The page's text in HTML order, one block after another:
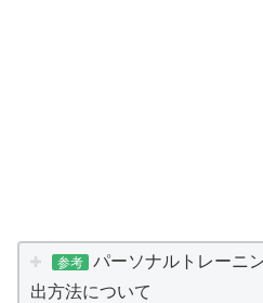
参考
パーソナルトレーニ
出方法について